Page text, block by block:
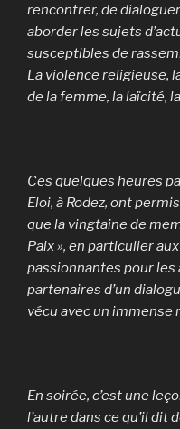
rencontrer, de
aborder les sujets
susceptibles de
La violence religieuse,
de la femme, la laïcité,
Ces quelques heures
Eloi, à Rodez, ont
que la vingtaine de
Paix », en particulier
passionnantes pour
partenaires d’un
vécu avec un immense
En soirée, c’est une
l’autre dans ce qu’il dit